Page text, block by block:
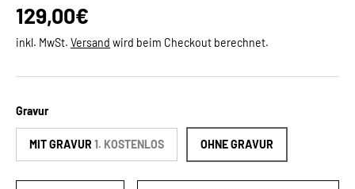
Normaler Preis
129,00€
inkl. MwSt. Versand wird beim Checkout berechnet.
Gravur
MIT GRAVUR 1. KOSTENLOS OHNE GRAVUR